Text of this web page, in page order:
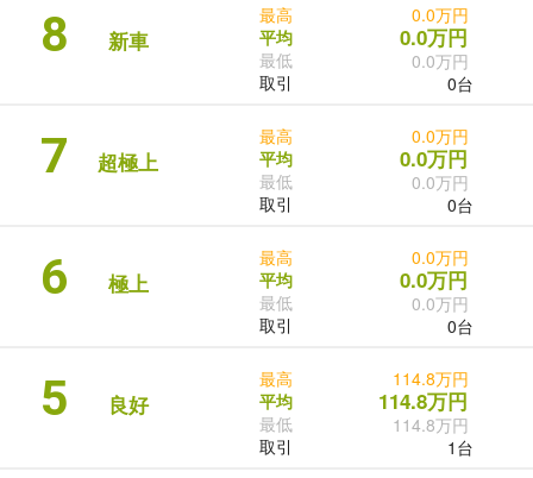
8 新車
最高
平均
最低
取引
0.0万円
0.0万円
0.0万円
0台
7 超極上
最高
平均
最低
取引
0.0万円
0.0万円
0.0万円
0台
6 極上
最高
平均
最低
取引
0.0万円
0.0万円
0.0万円
0台
5 良好
最高
平均
最低
取引
114.8万円
114.8万円
114.8万円
1台